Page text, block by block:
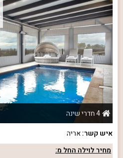
4 חדרי שינה
איש קשר:אריה
מחיר לוילה החל מ: